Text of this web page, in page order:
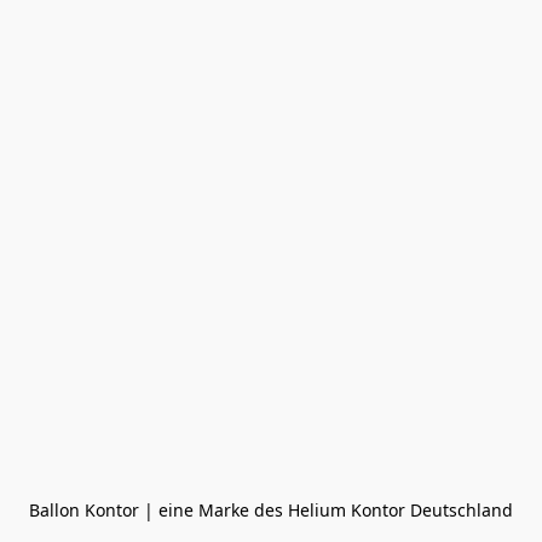
Ballon Kontor | eine Marke des Helium Kontor Deutschland